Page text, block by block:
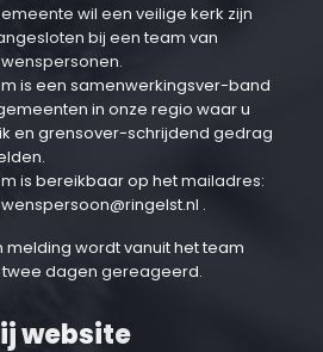
wil een veilige kerk zijn
bij een team van
is een samenwerkingsver-band
in onze regio waar u
en grensover-schrijdend gedrag
is bereikbaar op het mailadres:
.
melding wordt vanuit het team
dagen gereageerd.
website